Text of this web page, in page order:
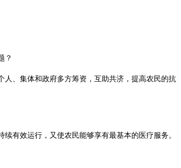
？
、集体和政府多方筹资，互助共济，提高农民的抗
有效运行，又使农民能够享有最基本的医疗服务。